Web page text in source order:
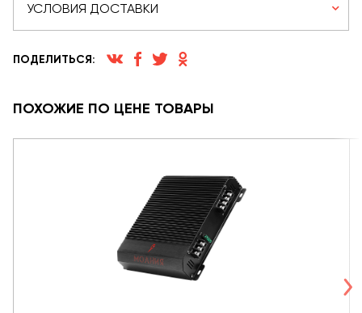
УСЛОВИЯ ДОСТАВКИ
ПОДЕЛИТЬСЯ:
ПОХОЖИЕ ПО ЦЕНЕ ТОВАРЫ